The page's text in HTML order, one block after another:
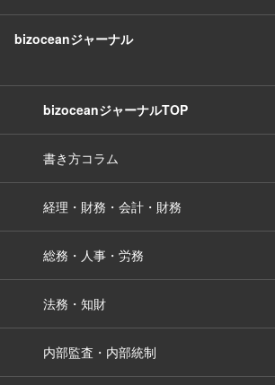
bizoceanジャーナル
bizoceanジャーナルTOP
書き方コラム
経理・財務・会計・財務
総務・人事・労務
法務・知財
内部監査・内部統制